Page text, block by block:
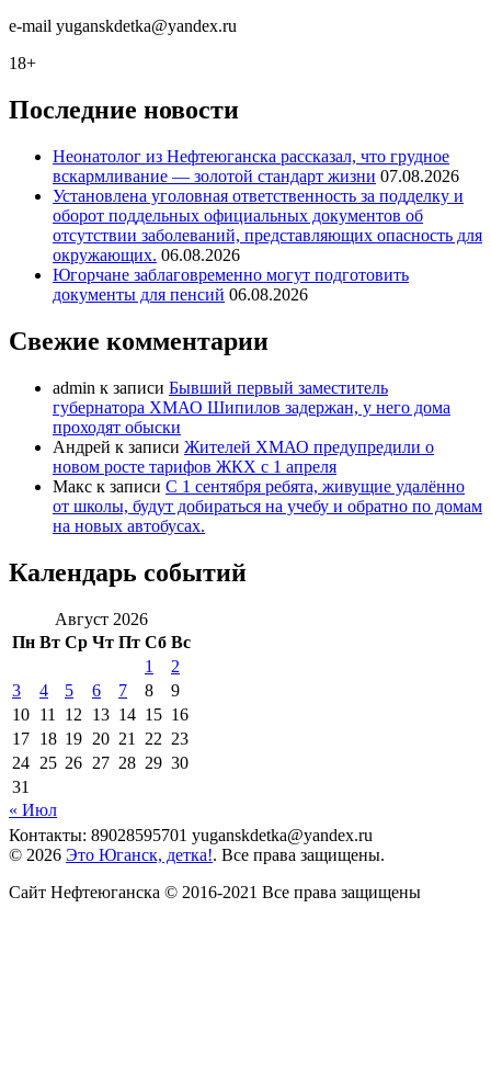
e-mail yuganskdetka@yandex.ru
18+
Последние новости
Неонатолог из Нефтеюганска рассказал, что грудное
вскармливание — золотой стандарт жизни 07.08.2026
Установлена уголовная ответственность за подделку и
оборот поддельных официальных документов об
отсутствии заболеваний, представляющих опасность для
окружающих. 06.08.2026
Югорчане заблаговременно могут подготовить
документы для пенсий 06.08.2026
Свежие комментарии
admin к записи Бывший первый заместитель
губернатора ХМАО Шипилов задержан, у него дома
проходят обыски
Андрей к записи Жителей ХМАО предупредили о
новом росте тарифов ЖКХ с 1 апреля
Макс к записи С 1 сентября ребята, живущие удалённо
от школы, будут добираться на учебу и обратно по домам
на новых автобусах.
Календарь событий
Август 2026
Пн Вт Ср Чт Пт Сб Вс
1
2
3
4 5 6 7 8
9
10 11 12 13 14 15 16
17 18 19 20 21 22 23
24 25 26 27 28 29 30
31
« Июл
Контакты: 89028595701 yuganskdetka@yandex.ru
© 2026 Это Юганск, детка!. Все права защищены.
Сайт Нефтеюганска © 2016-2021 Все права защищены